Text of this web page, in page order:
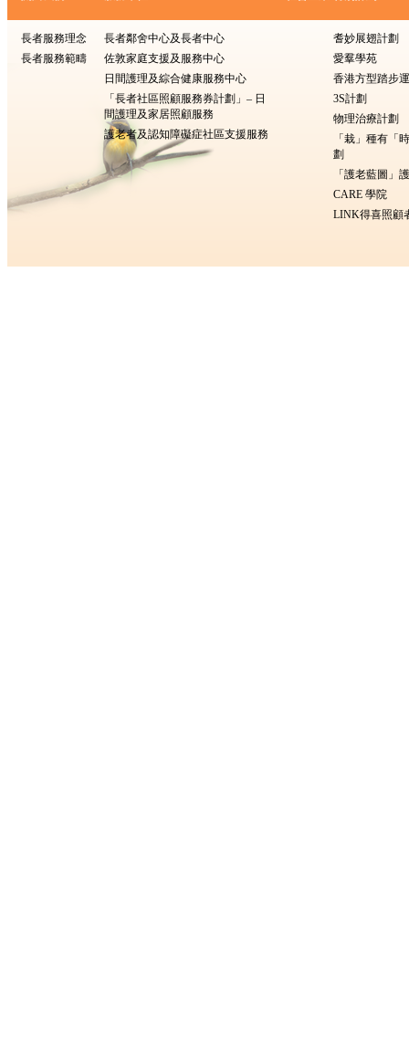
長者服務理念
長者服務範疇
長者鄰舍中心及長者中心
佐敦家庭支援及服務中心
日間護理及綜合健康服務中心
「長者社區照顧服務券計劃」– 日
間護理及家居照顧服務
護老者及認知障礙症社區支援服務
耆妙展翅計劃
愛羣學苑
香港方型踏步
3S計劃
物理治療計劃
「栽」種有
劃
「護老藍圖」
CARE 學院
LINK得喜照顧